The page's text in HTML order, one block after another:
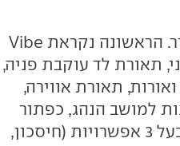
ב.מ.וו X2 ישווק בישראל 3 רמות גימור. הראשונה נקראת Vibe
תאורת לד עוקבת פניה,
תאורת אווירה,
למושב הנהג, כפתור
הנעה, גג פנוראמי, בורר מצבי נהיגה בעל 3 אפשרויות (חיסכון,